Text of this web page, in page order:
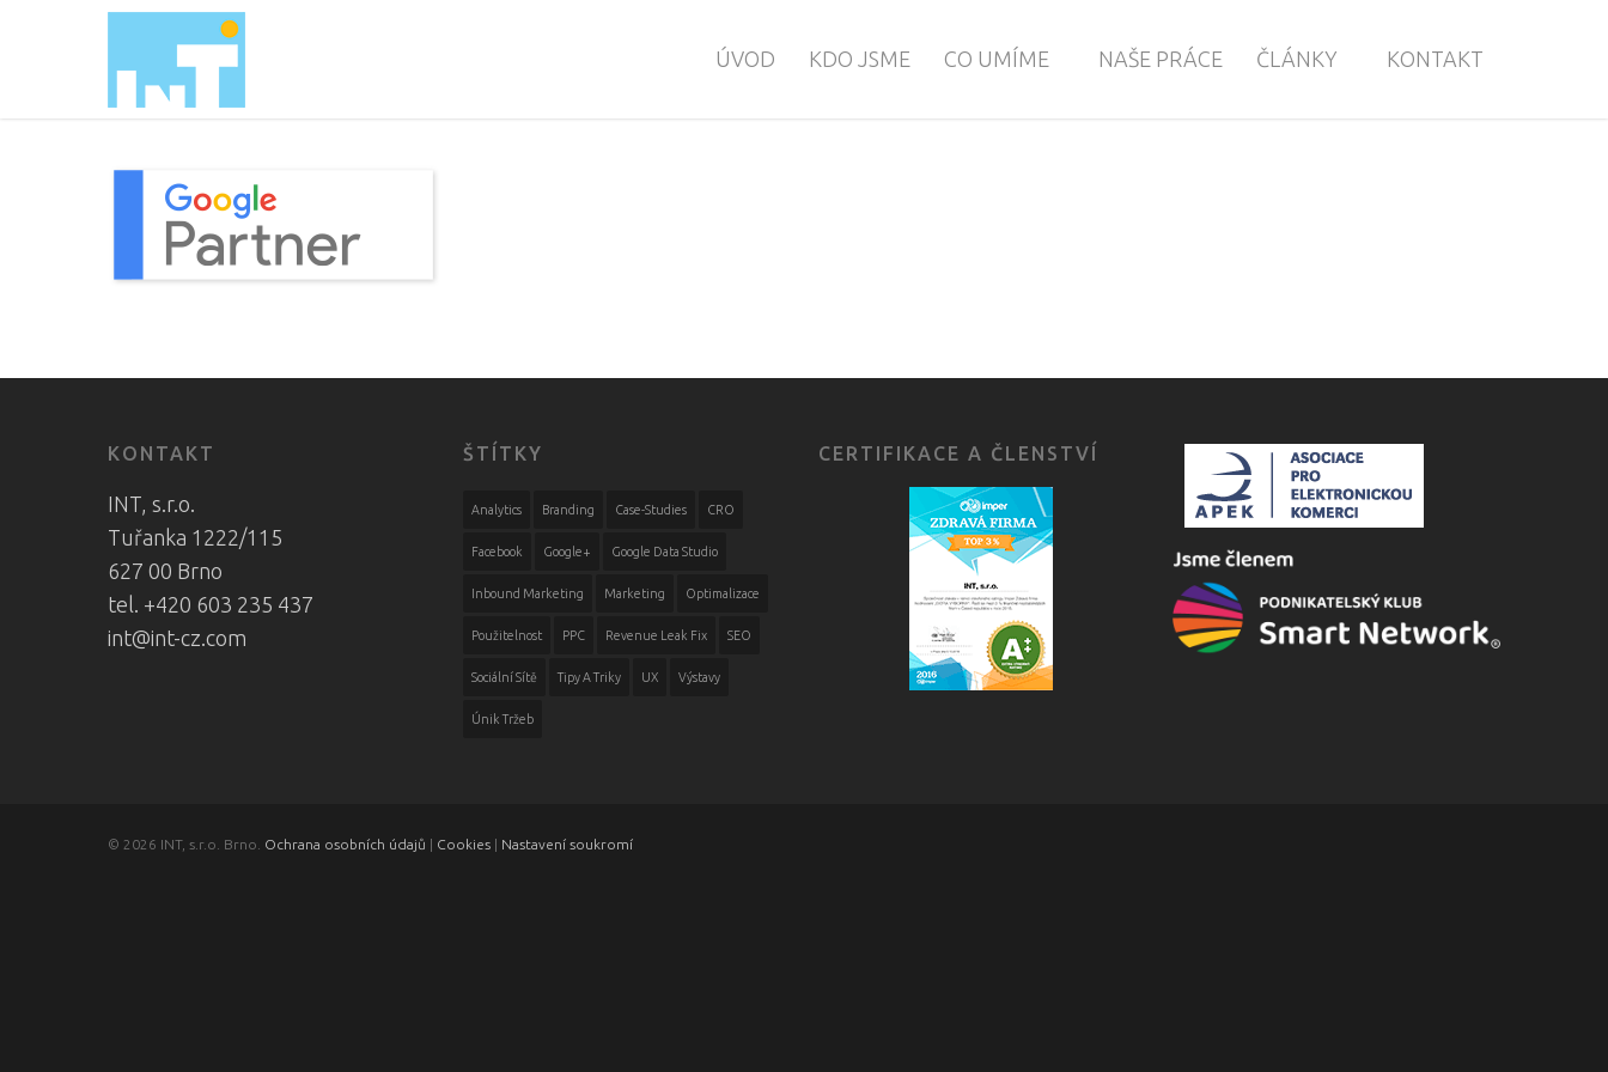
ÚVOD KDO JSME CO UMÍME NAŠE PRÁCE ČLÁNKY KONTAKT
KONTAKT
INT, s.r.o.
Tuřanka 1222/115
627 00 Brno
tel. +420 603 235 437
int@int-cz.com
ŠTÍTKY
Analytics Branding Case-Studies CRO
Facebook Google+ Google Data Studio
Inbound Marketing Marketing Optimalizace
Použitelnost PPC Revenue Leak Fix SEO
Sociální Sítě Tipy A Triky UX Výstavy
Únik Tržeb
CERTIFIKACE A ČLENSTVÍ
© 2026 INT, s.r.o. Brno. Ochrana osobních údajů | Cookies | Nastavení soukromí